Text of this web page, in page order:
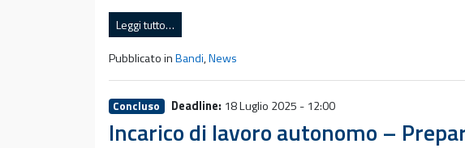
Leggi tutto…
Pubblicato inBandi,News
Concluso Deadline: 18 Luglio 2025 - 12:00
Incarico di lavoro autonomo –